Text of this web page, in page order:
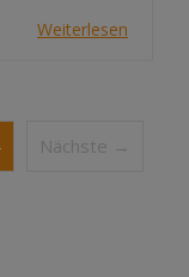
Weiterlesen
Nächste →